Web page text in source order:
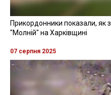
Прикордонники показали, як
"Молній" на Харківщині
07 серпня 2025